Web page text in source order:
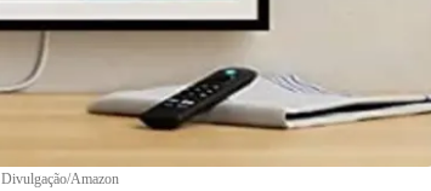
Divulgação/Amazon